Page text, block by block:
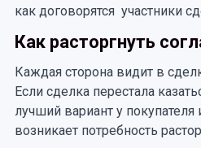
как договорятся участники
Как расторгнуть
Каждая сторона видит в
Если сделка перестала
лучший вариант у покупателя
возникает потребность